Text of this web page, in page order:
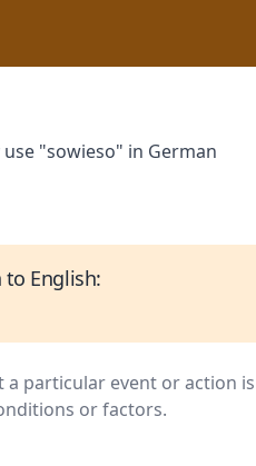
"sowieso" in German
English:
a particular event or action is
or factors.